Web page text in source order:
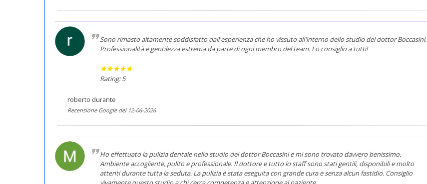
Sono rimasto altamente soddisfatto dall'esperienza che ho vissuto all'interno dello studio del dottor Boccasini.
Professionalità e gentilezza estrema da parte di ogni membro del team. Lo consiglio a tutti!
Rating: 5
roberto durante
Recensione Google del 12-06-2026
Ho effettuato la pulizia dentale nello studio del dottor Boccasini e mi sono trovato davvero benissimo.
Ambiente accogliente, pulito e professionale. Il dottore e tutto lo staff sono stati gentili, disponibili e molto
attenti durante tutta la seduta. La pulizia è stata eseguita con grande cura e senza alcun fastidio. Consiglio